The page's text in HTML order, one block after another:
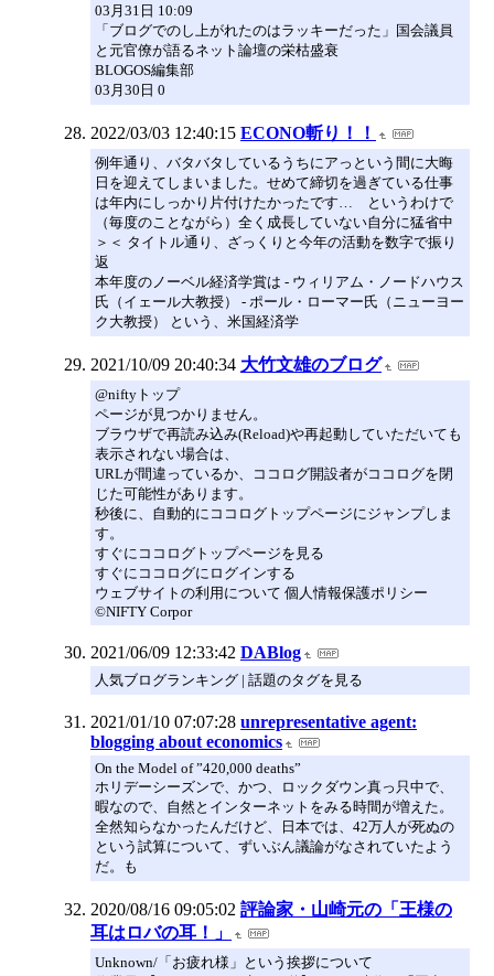
03月31日 10:09
「ブログでのし上がれたのはラッキーだった」国会議員
と元官僚が語るネット論壇の栄枯盛衰
BLOGOS編集部
03月30日 0
2022/03/03 12:40:15 ECONO斬り！！
例年通り、バタバタしているうちにアっという間に大晦
日を迎えてしまいました。せめて締切を過ぎている仕事
は年内にしっかり片付けたかったです… というわけで
（毎度のことながら）全く成長していない自分に猛省中
＞＜ タイトル通り、ざっくりと今年の活動を数字で振り
返
本年度のノーベル経済学賞は - ウィリアム・ノードハウス
氏（イェール大教授） - ポール・ローマー氏（ニューヨー
ク大教授） という、米国経済学
2021/10/09 20:40:34 大竹文雄のブログ
@niftyトップ
ページが見つかりません。
ブラウザで再読み込み(Reload)や再起動していただいても
表示されない場合は、
URLが間違っているか、ココログ開設者がココログを閉
じた可能性があります。
秒後に、自動的にココログトップページにジャンプしま
す。
すぐにココログトップページを見る
すぐにココログにログインする
ウェブサイトの利用について 個人情報保護ポリシー
©NIFTY Corpor
2021/06/09 12:33:42 DABlog
人気ブログランキング | 話題のタグを見る
2021/01/10 07:07:28 unrepresentative agent:
blogging about economics
On the Model of ”420,000 deaths”
ホリデーシーズンで、かつ、ロックダウン真っ只中で、
暇なので、自然とインターネットをみる時間が増えた。
全然知らなかったんだけど、日本では、42万人が死ぬの
という試算について、ずいぶん議論がなされていたよう
だ。も
2020/08/16 09:05:02 評論家・山崎元の「王様の
耳はロバの耳！」
Unknown/「お疲れ様」という挨拶について